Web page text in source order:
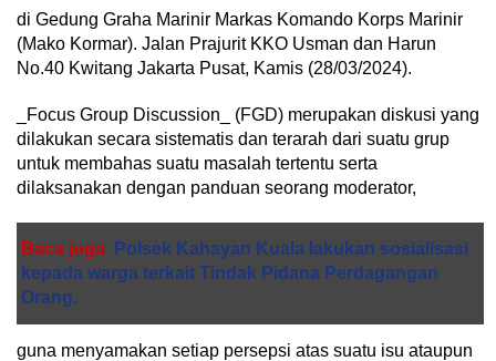
di Gedung Graha Marinir Markas Komando Korps Marinir
(Mako Kormar). Jalan Prajurit KKO Usman dan Harun
No.40 Kwitang Jakarta Pusat, Kamis (28/03/2024).
_Focus Group Discussion_ (FGD) merupakan diskusi yang
dilakukan secara sistematis dan terarah dari suatu grup
untuk membahas suatu masalah tertentu serta
dilaksanakan dengan panduan seorang moderator,
Baca juga
Polsek Kahayan Kuala lakukan sosialisasi
kepada warga terkait Tindak Pidana Perdagangan
Orang.
guna menyamakan setiap persepsi atas suatu isu ataupun